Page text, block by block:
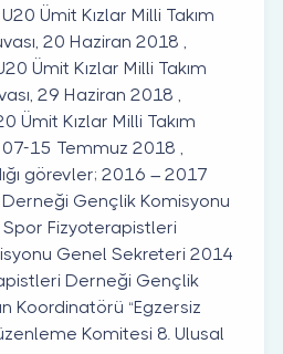
Ümit Kızlar Milli Takım
20 Haziran 2018 ,
Ümit Kızlar Milli Takım
29 Haziran 2018 ,
Ümit Kızlar Milli Takım
15 Temmuz 2018 ,
görevler; 2016 – 2017
Gençlik Komisyonu
Fizyoterapistleri
Genel Sekreteri 2014
Derneği Gençlik
Koordinatörü “Egzersiz
Komitesi 8. Ulusal